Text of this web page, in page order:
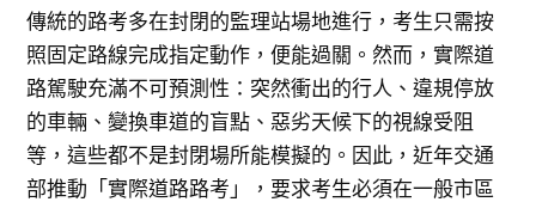
傳統的路考多在封閉的監理站場地進行，考生只需按
照固定路線完成指定動作，便能過關。然而，實際道
路駕駛充滿不可預測性：突然衝出的行人、違規停放
的車輛、變換車道的盲點、惡劣天候下的視線受阻
等，這些都不是封閉場所能模擬的。因此，近年交通
部推動「實際道路路考」，要求考生必須在一般市區